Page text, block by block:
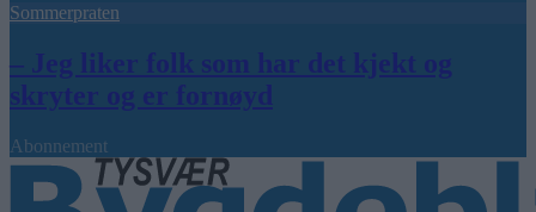
Sommerpraten
– Jeg liker folk som har det kjekt og
skryter og er fornøyd
Abonnement